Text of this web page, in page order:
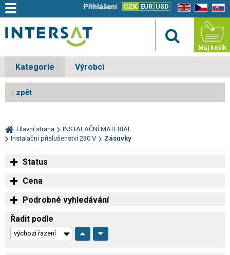
EN CZ SK
CZK EUR USD
Přihlášení
Můj košík
Kategorie Výrobci
zpět
Hlavní strana
INSTALAČNÍ MATERIÁL
Instalační příslušenství 230 V
Zásuvky
Status
Cena
Podrobné vyhledávání
Řadit podle